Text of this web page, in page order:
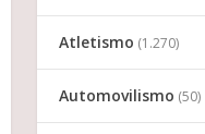
Atletismo (1.270)
Automovilismo (50)